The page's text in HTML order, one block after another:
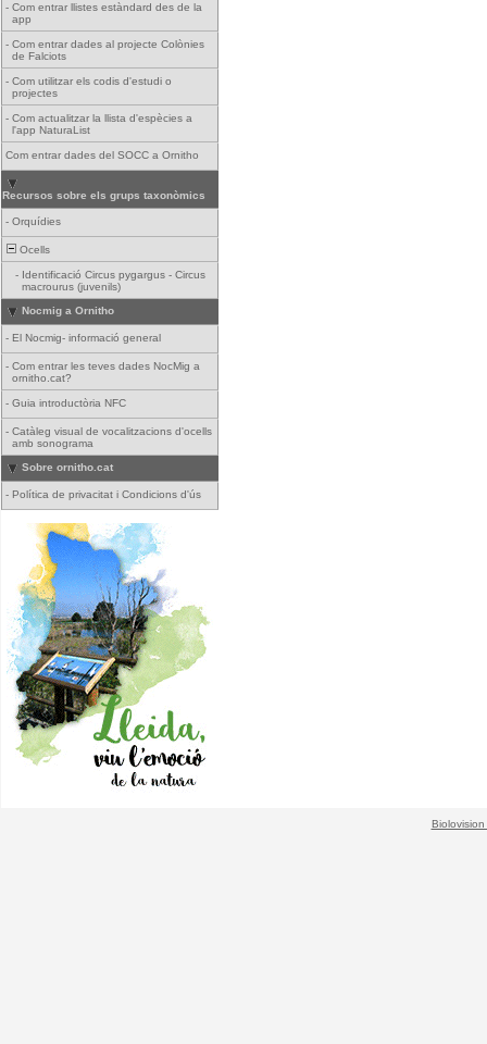
- Com entrar llistes estàndard des de la
app
- Com entrar dades al projecte Colònies
de Falciots
- Com utilitzar els codis d'estudi o
projectes
- Com actualitzar la llista d'espècies a
l'app NaturaList
Com entrar dades del SOCC a Ornitho
Recursos sobre els grups taxonòmics
- Orquídies
Ocells
- Identificació Circus pygargus - Circus
macrourus (juvenils)
Nocmig a Ornitho
- El Nocmig- informació general
- Com entrar les teves dades NocMig a
ornitho.cat?
- Guia introductòria NFC
- Catàleg visual de vocalitzacions d'ocells
amb sonograma
Sobre ornitho.cat
- Política de privacitat i Condicions d'ús
Biolovision